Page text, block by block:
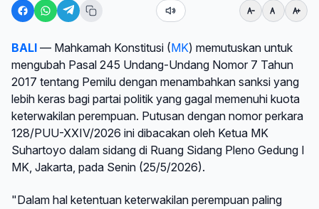
BALI — Mahkamah Konstitusi (MK) memutuskan untuk
mengubah Pasal 245 Undang-Undang Nomor 7 Tahun
2017 tentang Pemilu dengan menambahkan sanksi yang
lebih keras bagi partai politik yang gagal memenuhi kuota
keterwakilan perempuan. Putusan dengan nomor perkara
128/PUU-XXIV/2026 ini dibacakan oleh Ketua MK
Suhartoyo dalam sidang di Ruang Sidang Pleno Gedung I
MK, Jakarta, pada Senin (25/5/2026).
"Dalam hal ketentuan keterwakilan perempuan paling